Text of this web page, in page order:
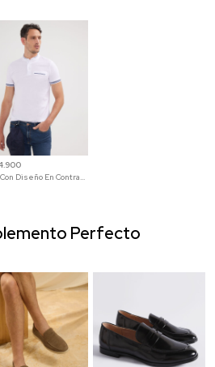
Polo Con Diseño En Contraste
Perfecto